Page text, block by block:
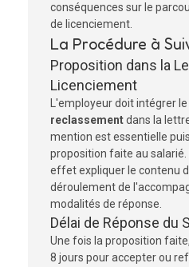
conséquences sur le
de licenciement.
La Procédure à
Proposition dans la
Licenciement
L'employeur doit intégrer le
reclassementdans la
mention est essentielle
proposition faite au
effet expliquer le contenu
déroulement de
modalités de réponse.
Délai de Réponse du
Une fois la proposition
8 jours pour accepter ou